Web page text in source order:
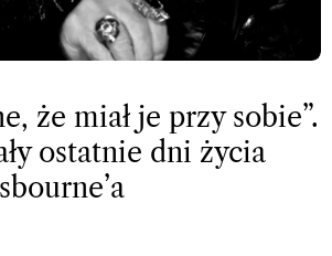
że miał je przy sobie”.
ostatnie dni życia